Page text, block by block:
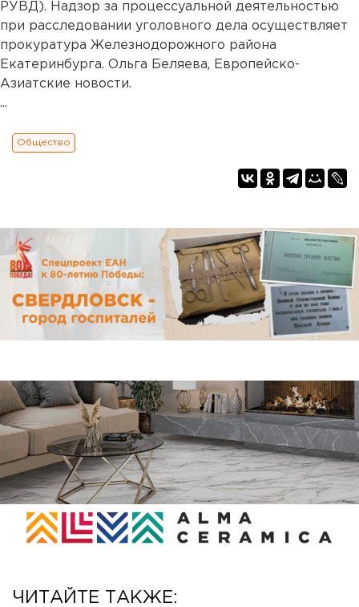
РУВД). Надзор за процессуальной деятельностью
при расследовании уголовного дела осуществляет
прокуратура Железнодорожного района
Екатеринбурга. Ольга Беляева, Европейско-
Азиатские новости.
...
Общество
ЧИТАЙТЕ ТАКЖЕ: